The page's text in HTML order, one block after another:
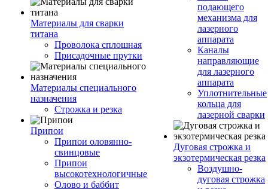
Материалы для сварки
титана
Проволока сплошная
Присадочные прутки
Материалы специального
назначения
Строжка и резка
Припои
Припои оловянно-
свинцовые
Припои
высокотехнологичные
Олово и баббит
подающего
механизма для
лазерного
аппарата
Каналы
направляющие
для лазерного
аппарата
Уплотнительные
кольца для
лазерной сварки
Дуговая строжка и
экзотермическая резка
Воздушно-
дуговая строжка